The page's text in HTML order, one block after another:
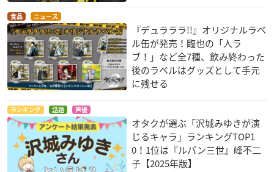
食品 ニュース
『デュラララ!!』オリジナルラベ
ル缶が発売！臨也の「人ラ
ブ！」など全7種、飲み終わった
後のラベルはグッズとして手元
に残せる
ランキング 話題 声優
オタクが選ぶ「沢城みゆきが演
じるキャラ」ランキングTOP1
0！1位は『ルパン三世』峰不二
子【2025年版】